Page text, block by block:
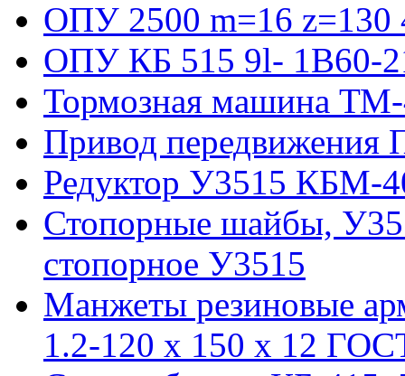
ОПУ 2500 m=16 z=130
ОПУ КБ 515 9l- 1B60-
Тормозная машина
Привод передвижения
Редуктор У3515 КБМ-
Стопорные шайбы,
стопорное У3515
Манжеты резиновые
1.2-120 x 150 x 12